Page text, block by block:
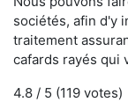
sociétés, afin d'y
traitement
cafards rayés qui
4.8 / 5 (119 votes)